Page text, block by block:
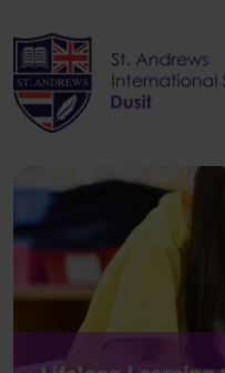
to
content